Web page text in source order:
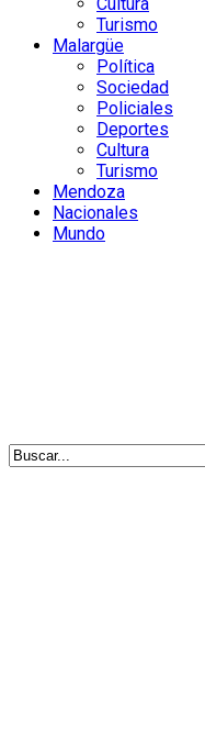
Turismo
Malargüe
Política
Sociedad
Policiales
Deportes
Cultura
Turismo
Mendoza
Nacionales
Mundo